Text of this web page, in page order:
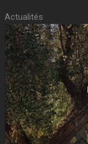
Actualités